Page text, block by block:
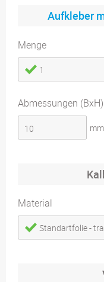
Aufkleber
Menge
1
Abmessungen (BxH)
mm
Material
Standartfolie -